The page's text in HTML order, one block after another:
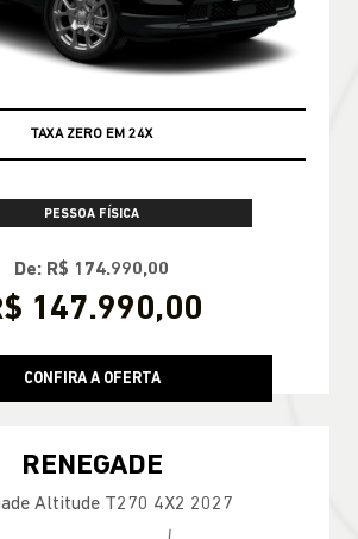
TAXA ZERO EM 24X
PESSOA FÍSICA
De: R$ 174.990,00
147.990,00
CONFIRA A OFERTA
RENEGADE
Altitude T270 4X2 2027